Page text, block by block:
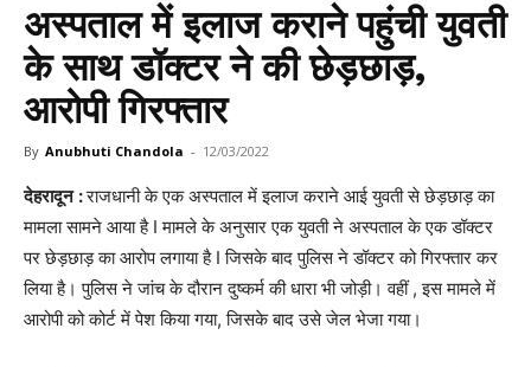
अस्पताल में इलाज कराने पहुंची युवती
के साथ डॉक्टर ने की छेड़छाड़,
आरोपी गिरफ्तार
By Anubhuti Chandola - 12/03/2022
देहरादून :राजधानी के एक अस्पताल में इलाज कराने आई युवती से छेड़छाड़ का
मामला सामने आया है I मामले के अनुसार एक युवती ने अस्पताल के एक डॉक्टर
पर छेड़छाड़ का आरोप लगाया है I जिसके बाद पुलिस ने डॉक्टर को गिरफ्तार कर
लिया है। पुलिस ने जांच के दौरान दुष्कर्म की धारा भी जोड़ी। वहीं , इस मामले में
आरोपी को कोर्ट में पेश किया गया, जिसके बाद उसे जेल भेजा गया।